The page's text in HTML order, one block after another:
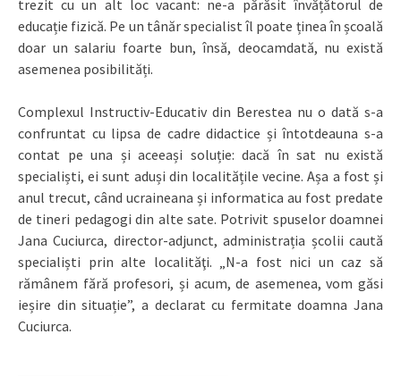
trezit cu un alt loc vacant: ne-a părăsit învățătorul de
educație fizică. Pe un tânăr specialist îl poate ținea în școală
doar un salariu foarte bun, însă, deocamdată, nu există
asemenea posibilități.
Complexul Instructiv-Educativ din Berestea nu o dată s-a
confruntat cu lipsa de cadre didactice și întotdeauna s-a
contat pe una și aceeași soluție: dacă în sat nu există
specialiști, ei sunt aduși din localitățile vecine. Așa a fost și
anul trecut, când ucraineana și informatica au fost predate
de tineri pedagogi din alte sate. Potrivit spuselor doamnei
Jana Cuciurca, director-adjunct, administrația școlii caută
specialiști prin alte localităţi. „N-a fost nici un caz să
rămânem fără profesori, și acum, de asemenea, vom găsi
ieșire din situație”, a declarat cu fermitate doamna Jana
Cuciurca.